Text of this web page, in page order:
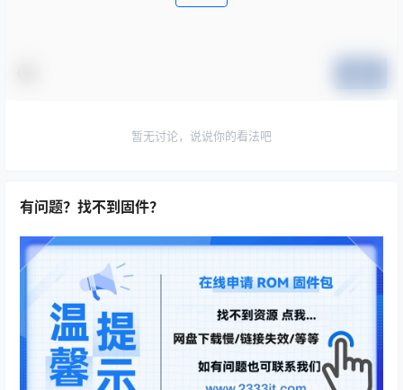
暂无讨论，说说你的看法吧
有问题？找不到固件？